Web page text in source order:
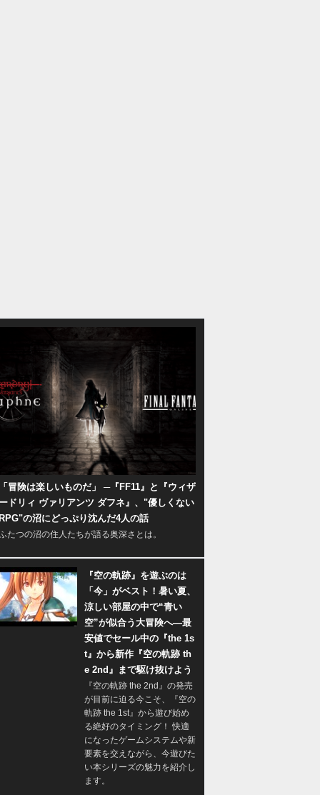
冒険は楽しいものだ」 ─『FF11』と『ウィザ
ドリィ ヴァリアンツ ダフネ』、"優しくない
の沼にどっぷり沈んだ4人の話
たつの沼の住人たちが語る奥深さとは。
『空の軌跡』を遊ぶのは
「今」がベスト！暑い夏、
涼しい部屋の中で“青い
空”が似合う大冒険へ―最
安値でセール中の『the 1s
t』から新作『空の軌跡 th
e 2nd』まで駆け抜けよう
『空の軌跡 the 2nd』の発売
が目前に迫る今こそ、『空の
軌跡 the 1st』から遊び始め
る絶好のタイミング！ 快適
になったゲームシステムや新
要素を交えながら、今遊びた
い本シリーズの魅力を紹介し
ます。